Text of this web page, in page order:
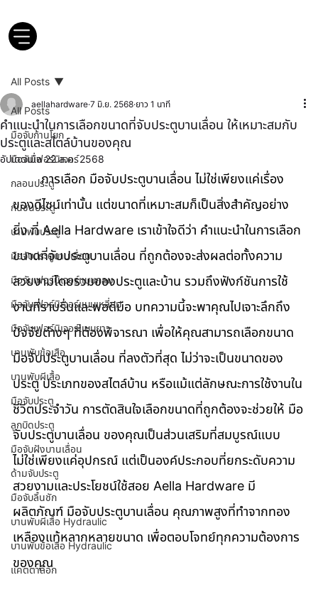
All Posts
มือจับก้านโยก
มือจับเฟอร์นิเจอร์
กลอนประตู
กันชนประตู
บานพับประตู
มือจับประตูบานเลื่อน
มือจับเฟอร์นิเจอร์แบบกลม
มือจับเฟอร์นิเจอร์แบบเหลี่ยม
มือจับเฟอร์นิเจอร์แบบยาว
บานพับข้อเสือ
บานพับผีเสื้อ
มือจับประตู
ลูกบิดประตู
มือจับฝังบานเลื่อน
ด้ามจับประตู
มือจับลิ้นชัก
บานพับผีเสื้อ Hydraulic
บานพับข้อเสือ Hydraulic
แคตตาล็อก
All Posts
คำแนะนำในการเลือกขนาดที่จับประตูบานเลื่อน ให้เหมาะสมกับ
ประตูและสไตล์บ้านของคุณ
aellahardware 7 มิ.ย. 2568 ยาว 1 นาที
อัปเดตเมื่อ22 ส.ค. 2568
	การเลือก มือจับประตูบานเลื่อน ไม่ใช่เพียงแค่เรื่อง
ของดีไซน์เท่านั้น แต่ขนาดที่เหมาะสมก็เป็นสิ่งสำคัญอย่าง
ยิ่ง ที่ Aella Hardware เราเข้าใจดีว่า คำแนะนำในการเลือก
ขนาดที่จับประตูบานเลื่อน ที่ถูกต้องจะส่งผลต่อทั้งความ
สวยงามโดยรวมของประตูและบ้าน รวมถึงฟังก์ชันการใช้
งานที่ราบรื่นและพอดีมือ บทความนี้จะพาคุณไปเจาะลึกถึง
ปัจจัยต่างๆ ที่ต้องพิจารณา เพื่อให้คุณสามารถเลือกขนาด
มือจับประตูบานเลื่อน ที่ลงตัวที่สุด ไม่ว่าจะเป็นขนาดของ
ประตู ประเภทของสไตล์บ้าน หรือแม้แต่ลักษณะการใช้งานใน
ชีวิตประจำวัน การตัดสินใจเลือกขนาดที่ถูกต้องจะช่วยให้ มือ
จับประตูบานเลื่อน ของคุณเป็นส่วนเสริมที่สมบูรณ์แบบ
ไม่ใช่เพียงแค่อุปกรณ์ แต่เป็นองค์ประกอบที่ยกระดับความ
สวยงามและประโยชน์ใช้สอย Aella Hardware มี
ผลิตภัณฑ์ มือจับประตูบานเลื่อน คุณภาพสูงที่ทำจากทอง
เหลืองแท้หลากหลายขนาด เพื่อตอบโจทย์ทุกความต้องการ
ของคุณ